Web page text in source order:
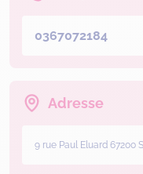
0367072184
Adresse
9 rue Paul Eluard 67200